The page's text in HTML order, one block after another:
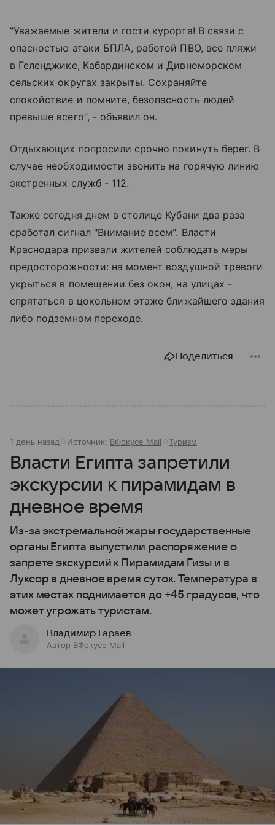
"Уважаемые жители и гости курорта! В связи с
опасностью атаки БПЛА, работой ПВО, все пляжи
в Геленджике, Кабардинском и Дивноморском
сельских округах закрыты. Сохраняйте
спокойствие и помните, безопасность людей
превыше всего", - объявил он.
Отдыхающих попросили срочно покинуть берег. В
случае необходимости звонить на горячую линию
экстренных служб - 112.
Также сегодня днем в столице Кубани два раза
сработал сигнал "Внимание всем". Власти
Краснодара призвали жителей соблюдать меры
предосторожности: на момент воздушной тревоги
укрыться в помещении без окон, на улицах -
спрятаться в цокольном этаже ближайшего здания
либо подземном переходе.
Поделиться
1 день назад Источник: ВФокусе Mail Туризм
Власти Египта запретили
экскурсии к пирамидам в
дневное время
Из-за экстремальной жары государственные
органы Египта выпустили распоряжение о
запрете экскурсий к Пирамидам Гизы и в
Луксор в дневное время суток. Температура в
этих местах поднимается до +45 градусов, что
может угрожать туристам.
Владимир Гараев
Автор ВФокусе Mail